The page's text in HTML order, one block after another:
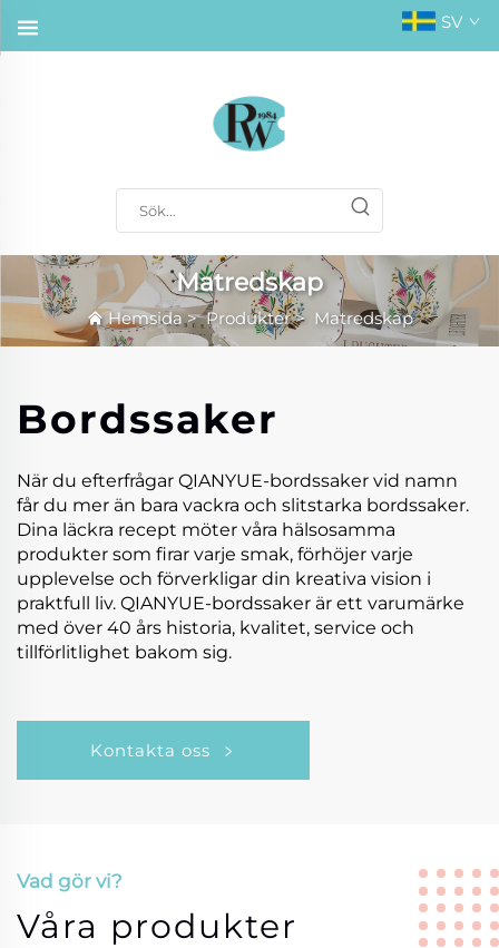
SV
Matredskap
Hemsida>Produkter> Matredskap
Bordssaker
När du efterfrågar QIANYUE-bordssaker vid namn
får du mer än bara vackra och slitstarka bordssaker.
Dina läckra recept möter våra hälsosamma
produkter som firar varje smak, förhöjer varje
upplevelse och förverkligar din kreativa vision i
praktfull liv. QIANYUE-bordssaker är ett varumärke
med över 40 års historia, kvalitet, service och
tillförlitlighet bakom sig.
Kontakta oss
Vad gör vi?
Våra produkter